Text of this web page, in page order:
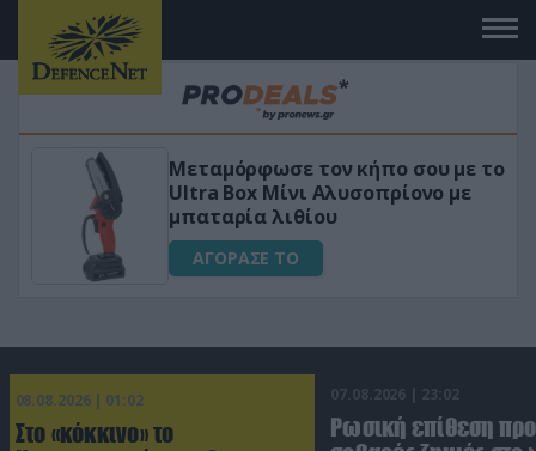
Μεταμόρφωσε τον κήπο σου με το
Ultra Box Μίνι Αλυσοπρίονο με
μπαταρία λιθίου
ΑΓΟΡΑΣΕ ΤΟ
08.08.2026 | 01:02
Στο «κόκκινο» το
07.08.2026 | 23:02
Ρωσική επίθεση